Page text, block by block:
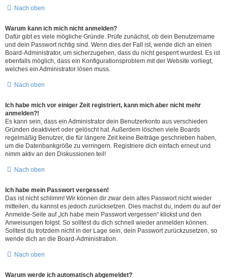
Nach oben
Warum kann ich mich nicht anmelden?
Dafür gibt es viele mögliche Gründe. Prüfe zunächst, ob dein Benutzername
und dein Passwort richtig sind. Wenn dies der Fall ist, wende dich an einen
Board-Administrator, um sicherzugehen, dass du nicht gesperrt wurdest. Es ist
ebenfalls möglich, dass ein Konfigurationsproblem mit der Website vorliegt,
welches ein Administrator lösen muss.
Nach oben
Ich habe mich vor einiger Zeit registriert, kann mich aber nicht mehr
anmelden?!
Es kann sein, dass ein Administrator dein Benutzerkonto aus verschieden
Gründen deaktiviert oder gelöscht hat. Außerdem löschen viele Boards
regelmäßig Benutzer, die für längere Zeit keine Beiträge geschrieben haben,
um die Datenbankgröße zu verringern. Registriere dich einfach erneut und
nimm aktiv an den Diskussionen teil!
Nach oben
Ich habe mein Passwort vergessen!
Das ist nicht schlimm! Wir können dir zwar dein altes Passwort nicht wieder
mitteilen, du kannst es jedoch zurücksetzen. Dies machst du, indem du auf der
Anmelde-Seite auf „Ich habe mein Passwort vergessen“ klickst und den
Anweisungen folgst. So solltest du dich schnell wieder anmelden können.
Solltest du trotzdem nicht in der Lage sein, dein Passwort zurückzusetzen, so
wende dich an die Board-Administration.
Nach oben
Warum werde ich automatisch abgemeldet?